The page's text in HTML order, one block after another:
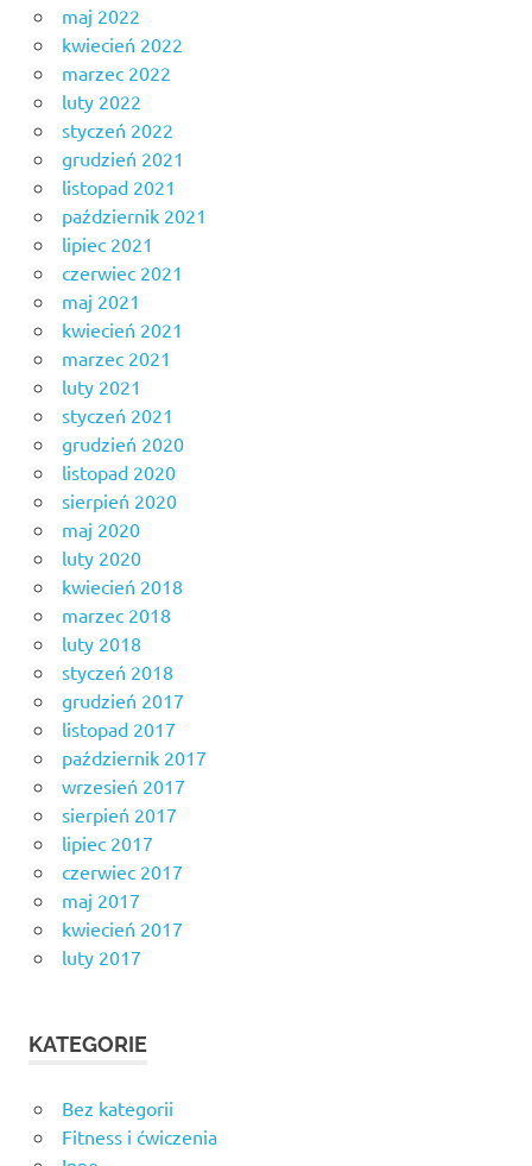
maj 2022
kwiecień 2022
marzec 2022
luty 2022
styczeń 2022
grudzień 2021
listopad 2021
październik 2021
lipiec 2021
czerwiec 2021
maj 2021
kwiecień 2021
marzec 2021
luty 2021
styczeń 2021
grudzień 2020
listopad 2020
sierpień 2020
maj 2020
luty 2020
kwiecień 2018
marzec 2018
luty 2018
styczeń 2018
grudzień 2017
listopad 2017
październik 2017
wrzesień 2017
sierpień 2017
lipiec 2017
czerwiec 2017
maj 2017
kwiecień 2017
luty 2017
KATEGORIE
Bez kategorii
Fitness i ćwiczenia